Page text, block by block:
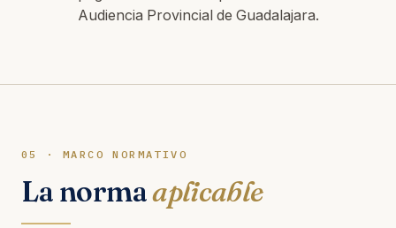
Audiencia Provincial de Guadalajara.
05 · MARCO NORMATIVO
La normaaplicable